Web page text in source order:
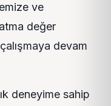
ve
değer
devam
deneyime sahip